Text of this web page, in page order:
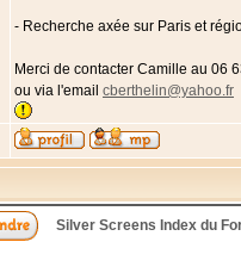
- Recherche axée sur Paris et
Merci de contacter Camille au 06
ou via l'email cberthelin@yahoo.fr
Silver Screens Index du